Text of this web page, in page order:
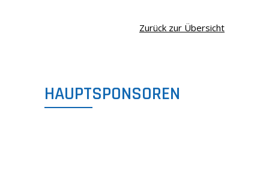
Zurück zur Übersicht
HAUPTSPONSOREN